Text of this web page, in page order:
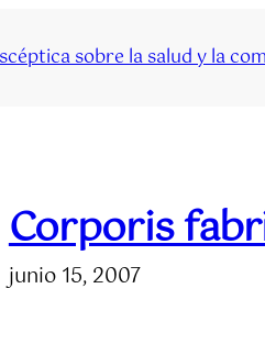
sobre la salud y la
Corporis
junio 15, 2007